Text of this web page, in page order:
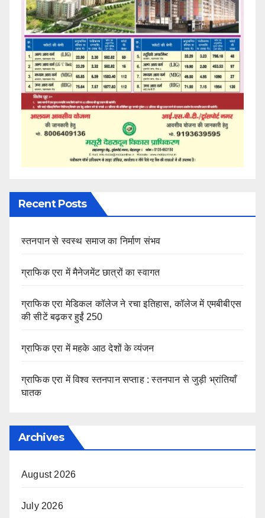
Recent Posts
स्तनपान से स्वस्थ समाज का निर्माण संभव
ग्राफिक एरा में मैनेजमेंट छात्रों का स्वागत
ग्राफिक एरा मेडिकल कॉलेज ने रचा इतिहास, कॉलेज में एमबीबीएस
की सीटें बढ़कर हुईं 250
ग्राफिक एरा में महके आठ देशों के व्यंजन
ग्राफिक एरा में विश्व स्तनपान सप्ताह : स्तनपान से जुड़ी भ्रांतियाँ
घातक
Archives
August 2026
July 2026